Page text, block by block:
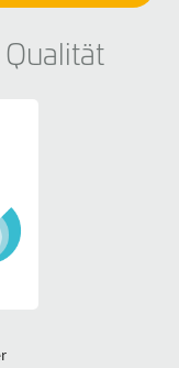
Qualität